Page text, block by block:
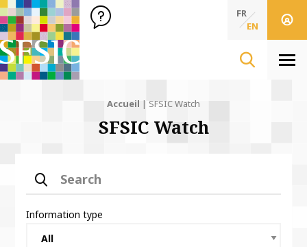
SFSIC Société Française des Sciences de l'Information & de
Société Française des Sciences de
FR
EN
Accueil | SFSIC Watch
SFSIC Watch
Search
Information type